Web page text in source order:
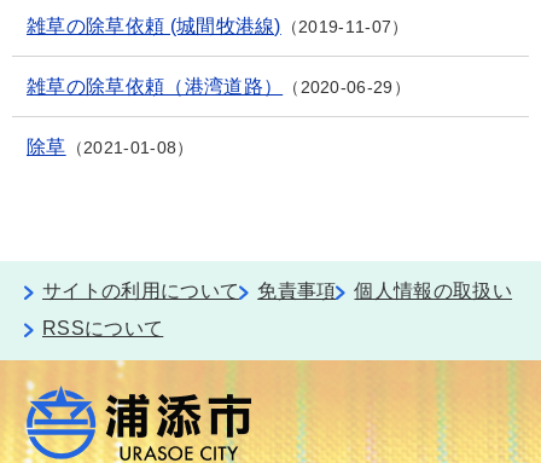
雑草の除草依頼 (城間牧港線) 2019-11-07
雑草の除草依頼（港湾道路） 2020-06-29
除草 2021-01-08
サイトの利用について 免責事項
個人情報の取扱い
RSSについて